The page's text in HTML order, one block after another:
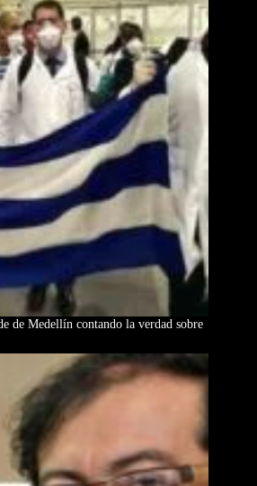
de Medellín contando la verdad sobre